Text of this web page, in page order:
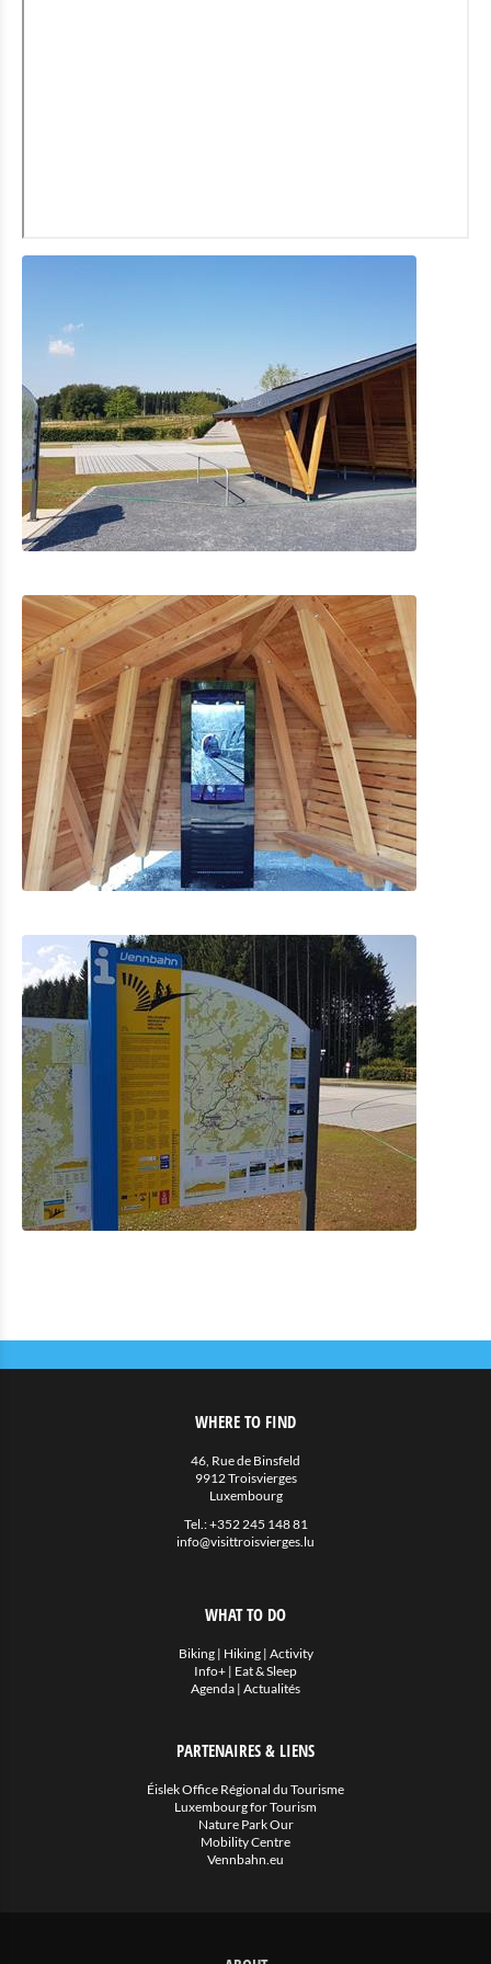
RTL Reportage Vakanz Doheem
Radio 110,7 Lëtzebuerg Entdecken Summer Edition
Point d´Info "Vennbahn"
WHERE TO FIND
46, Rue de Binsfeld
9912 Troisvierges
Luxembourg
Tel.:+352 245 148 81
info@visittroisvierges.lu
WHAT TO DO
Biking| Hiking| Activity
Info+ | Eat & Sleep
Agenda | Actualités
PARTENAIRES & LIENS
Éislek Office Régional du Tourisme
Luxembourg for Tourism
Nature Park Our
Mobility Centre
Vennbahn.eu